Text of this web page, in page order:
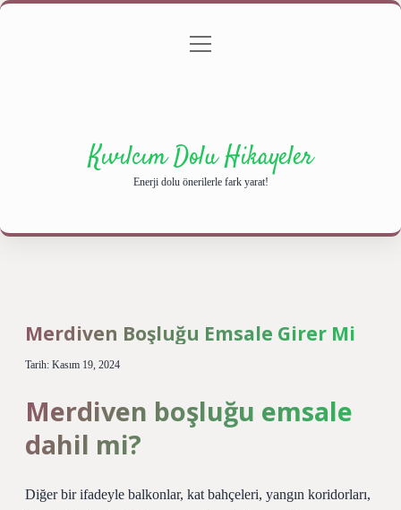
Gizlilik Politikası
menüyü
Kıvılcım Dolu Hikayeler
Enerji dolu önerilerle fark yarat!
Merdiven Boşluğu Emsale Girer Mi
Tarih: Kasım 19, 2024
Merdiven boşluğu emsale
dahil mi?
Diğer bir ifadeyle balkonlar, kat bahçeleri, yangın koridorları,